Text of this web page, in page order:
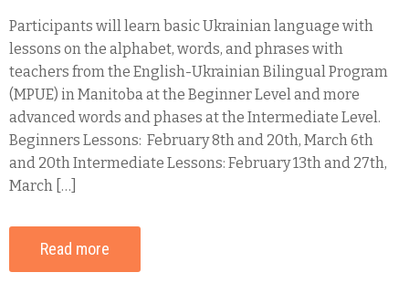
Participants will learn basic Ukrainian language with
lessons on the alphabet, words, and phrases with
teachers from the English-Ukrainian Bilingual Program
(MPUE) in Manitoba at the Beginner Level and more
advanced words and phases at the Intermediate Level.
Beginners Lessons: February 8th and 20th, March 6th
and 20th Intermediate Lessons: February 13th and 27th,
March […]
Read more